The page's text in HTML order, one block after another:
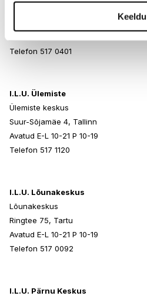
Keeldu
Telefon 517 0401
I.L.U. Ülemiste
Ülemiste keskus
Suur-Sõjamäe 4, Tallinn
Avatud E-L 10-21 P 10-19
Telefon 517 1120
I.L.U. Lõunakeskus
Lõunakeskus
Ringtee 75, Tartu
Avatud E-L 10-21 P 10-19
Telefon 517 0092
I.L.U. Pärnu Keskus